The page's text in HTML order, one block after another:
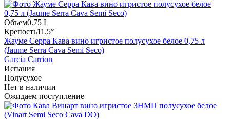
Объем0.75 L
Крепость11.5°
Жауме Серра Кава вино игристое полусухое белое 0,75 л
(Jaume Serra Cava Semi Seco)
Garcia Carrion
Испания
Полусухое
Нет в наличии
Ожидаем поступление